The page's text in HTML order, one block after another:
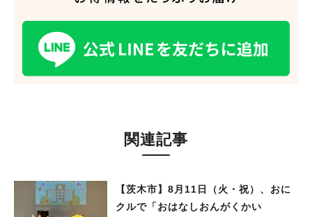
関連記事
【茨木市】8月11日（火・祝）、おに
クルで「おはなしおんがくかい